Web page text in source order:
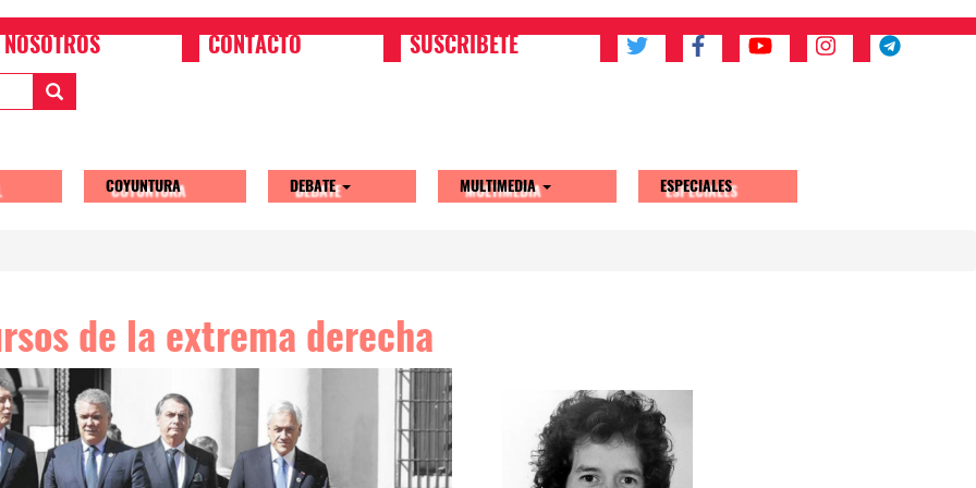
NOSOTROS CONTACTO SUSCRIBETE
COYUNTURA DEBATE MULTIMEDIA ESPECIALES
de la extrema derecha